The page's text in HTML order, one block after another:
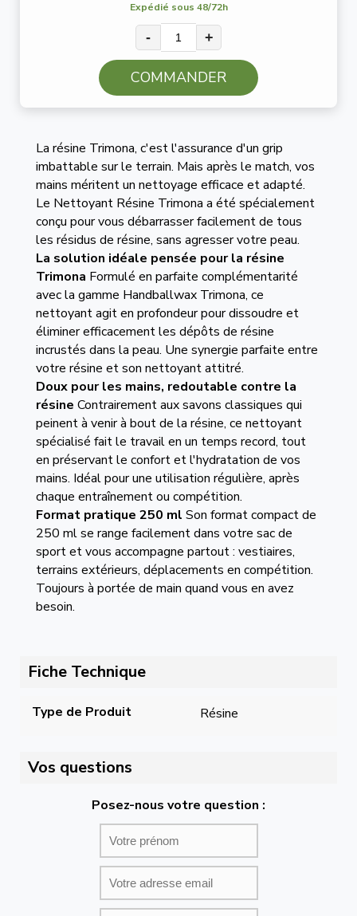
Expédié sous 48/72h
- +
COMMANDER
La résine Trimona, c'est l'assurance d'un grip
imbattable sur le terrain. Mais après le match, vos
mains méritent un nettoyage efficace et adapté.
Le Nettoyant Résine Trimona a été spécialement
conçu pour vous débarrasser facilement de tous
les résidus de résine, sans agresser votre peau.
La solution idéale pensée pour la résine
Trimona Formulé en parfaite complémentarité
avec la gamme Handballwax Trimona, ce
nettoyant agit en profondeur pour dissoudre et
éliminer efficacement les dépôts de résine
incrustés dans la peau. Une synergie parfaite entre
votre résine et son nettoyant attitré.
Doux pour les mains, redoutable contre la
résine Contrairement aux savons classiques qui
peinent à venir à bout de la résine, ce nettoyant
spécialisé fait le travail en un temps record, tout
en préservant le confort et l'hydratation de vos
mains. Idéal pour une utilisation régulière, après
chaque entraînement ou compétition.
Format pratique 250 ml Son format compact de
250 ml se range facilement dans votre sac de
sport et vous accompagne partout : vestiaires,
terrains extérieurs, déplacements en compétition.
Toujours à portée de main quand vous en avez
besoin.
Fiche Technique
Type de Produit Résine
Vos questions
Posez-nous votre question :